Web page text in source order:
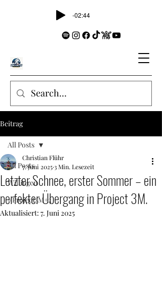
-02:44
Beitrag
All Posts
Willingen
#Project3M+2
All Posts
Letzter Schnee, erster Sommer – ein
perfekter Übergang in Project 3M.
Christian Flühr
7. Juni 20253 Min. Lesezeit
Aktualisiert: 7. Juni 2025